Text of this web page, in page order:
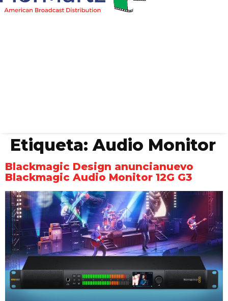
Etiqueta:Audio Monitor
Blackmagic Design anuncianuevo
Blackmagic Audio Monitor 12G G3